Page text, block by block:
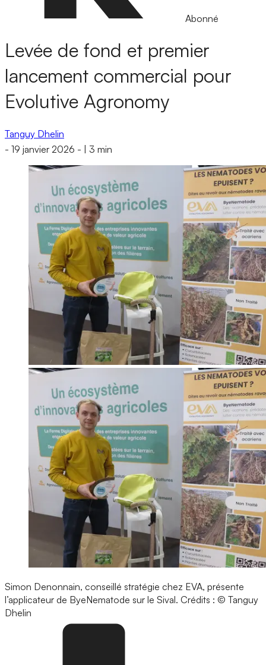
Abonné
Levée de fond et premier
lancement commercial pour
Evolutive Agronomy
Tanguy Dhelin
- 19 janvier 2026 - 3 min
Simon Denonnain, conseillé stratégie chez EVA, présente
l’applicateur de ByeNematode sur le Sival. Crédits : © Tanguy
Dhelin